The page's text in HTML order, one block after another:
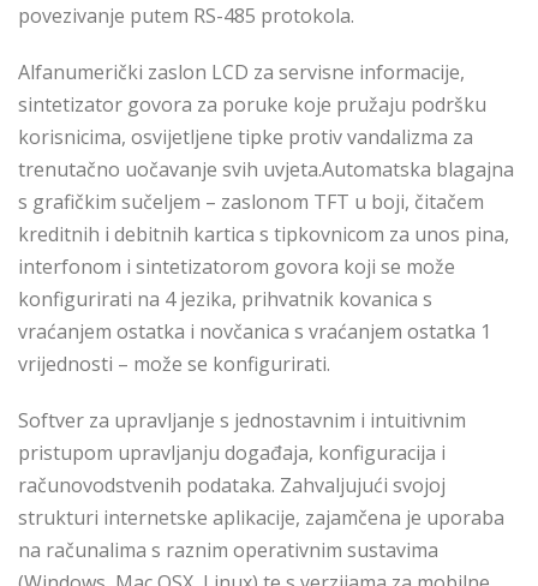
povezivanje putem RS-485 protokola.
Alfanumerički zaslon LCD za servisne informacije,
sintetizator govora za poruke koje pružaju podršku
korisnicima, osvijetljene tipke protiv vandalizma za
trenutačno uočavanje svih uvjeta.Automatska blagajna
s grafičkim sučeljem – zaslonom TFT u boji, čitačem
kreditnih i debitnih kartica s tipkovnicom za unos pina,
interfonom i sintetizatorom govora koji se može
konfigurirati na 4 jezika, prihvatnik kovanica s
vraćanjem ostatka i novčanica s vraćanjem ostatka 1
vrijednosti – može se konfigurirati.
Softver za upravljanje s jednostavnim i intuitivnim
pristupom upravljanju događaja, konfiguracija i
računovodstvenih podataka. Zahvaljujući svojoj
strukturi internetske aplikacije, zajamčena je uporaba
na računalima s raznim operativnim sustavima